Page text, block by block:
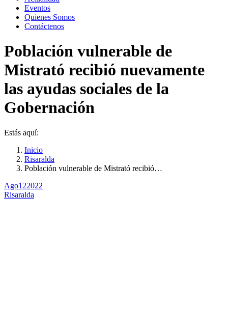
Eventos
Quienes Somos
Contáctenos
Población vulnerable de
Mistrató recibió nuevamente
las ayudas sociales de la
Gobernación
Estás aquí:
Inicio
Risaralda
Población vulnerable de Mistrató recibió…
Ago122022
Risaralda